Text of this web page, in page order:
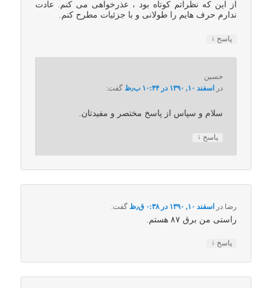
از این که نظراتم کوتاه بود ، عذرخواهی می کنم. عادت
ندارم حرف هایم را طولانی و با جزئیات مطرح کنم.
پاسخ ↓
حسین
در
اسفند ۱۰, ۱۳۹۰ در ۱۰:۴۴ ب٫ظ گفت:
سلام و سپاس از پاسخ مختصر و مفیدتان.
پاسخ ↓
رضا در اسفند ۱۰, ۱۳۹۰ در ۰:۳۸ ق٫ظ گفت:
راستی من برق ۸۷ هستم.
پاسخ ↓